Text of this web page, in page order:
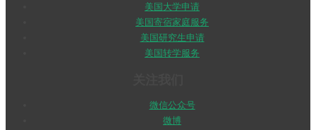
美国大学申请
美国寄宿家庭服务
美国研究生申请
美国转学服务
微信公众号
微博